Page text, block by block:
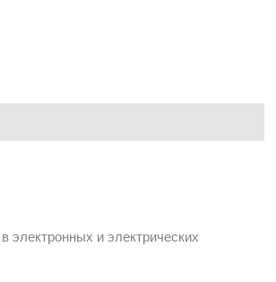
и электрических